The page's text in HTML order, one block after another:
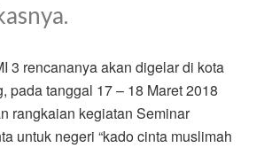
3 rencananya akan digelar di kota
pada tanggal 17 – 18 Maret 2018
rangkaian kegiatan Seminar
untuk negeri “kado cinta muslimah